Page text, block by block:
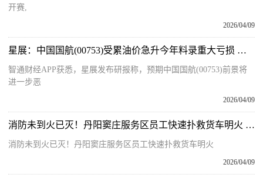
开赛,
2026/04/09
星展：中国国航(00753)受累油价急升今年料录重大亏损 降目标价至4.1港元-每日聚焦
智通财经APP获悉，星展发布研报称，预期中国国航(00753)前景将
进一步恶
2026/04/09
消防未到火已灭！丹阳窦庄服务区员工快速扑救货车明火 今头条
消防未到火已灭！丹阳窦庄服务区员工快速扑救货车明火
2026/04/09